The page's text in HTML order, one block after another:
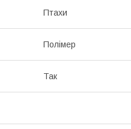
Птахи
Полімер
Так